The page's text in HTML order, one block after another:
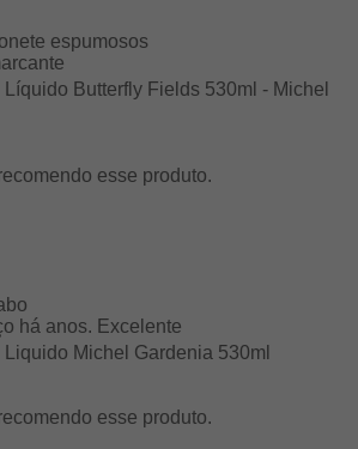
espumosos
Butterfly Fields 530ml - Michel
esse produto.
há anos. Excelente
Michel Gardenia 530ml
esse produto.